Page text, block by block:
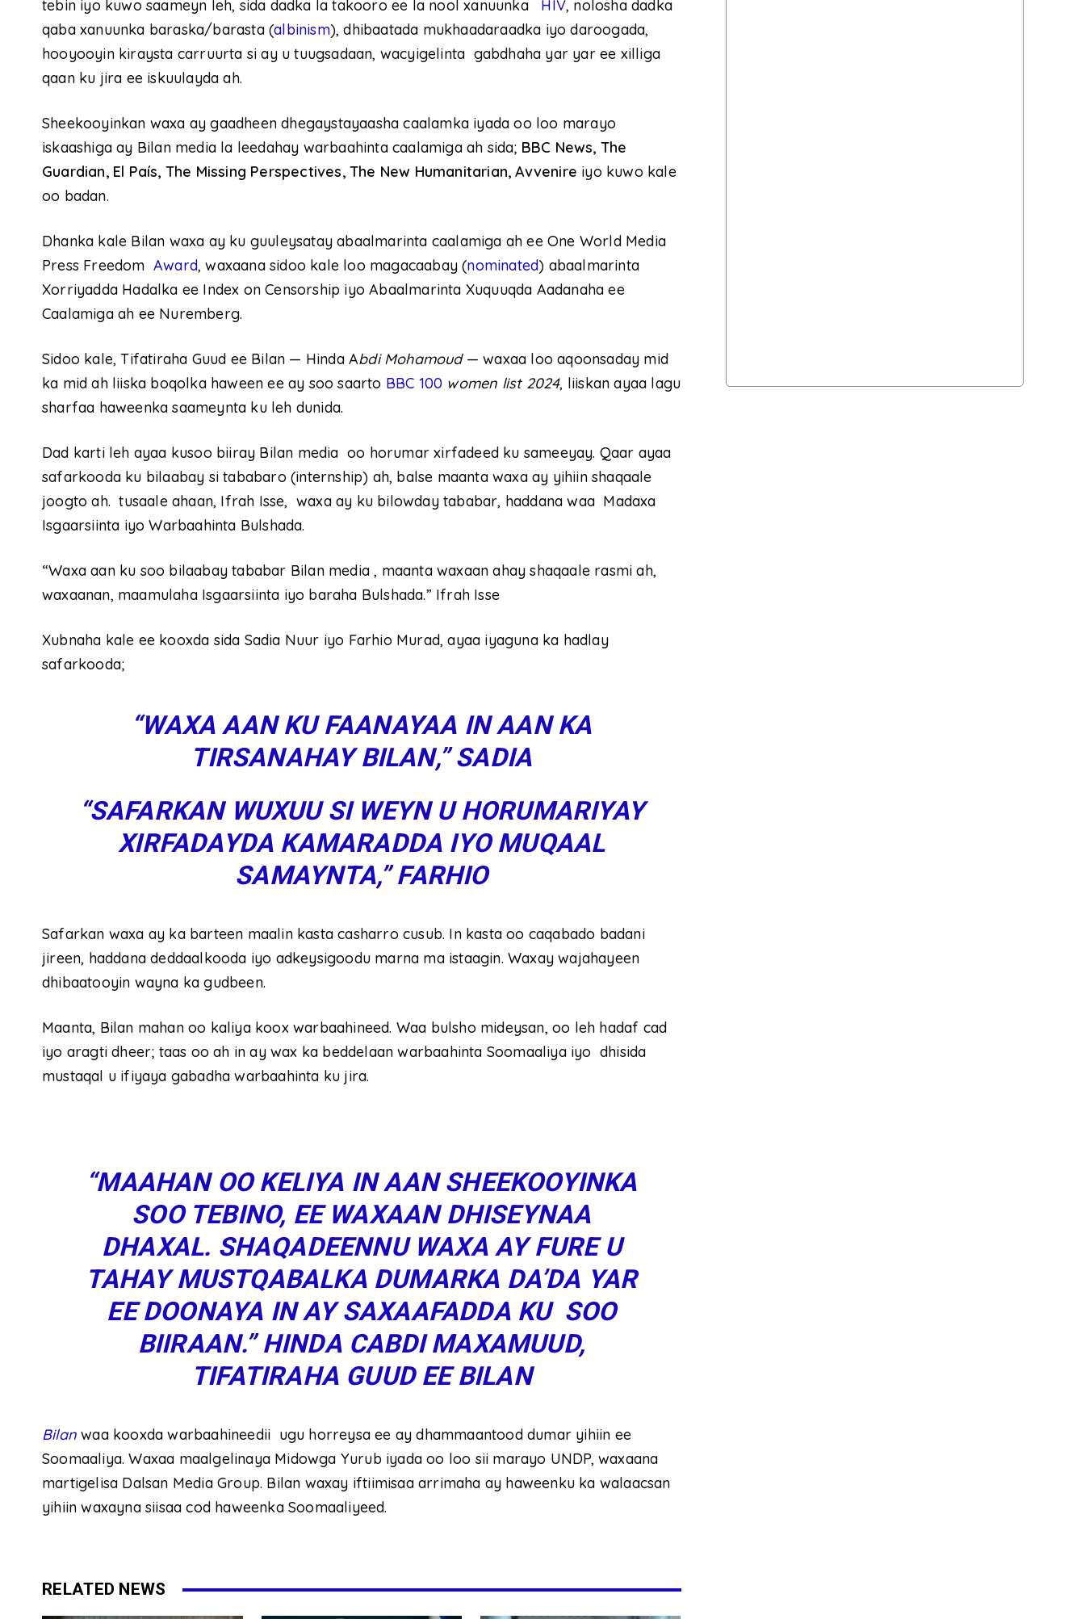
tebin iyo kuwo saameyn leh, sida dadka la takooro ee la nool xanuunka
HIV, nolosha dadka
qaba xanuunka baraska/barasta (albinism), dhibaatada mukhaadaraadka iyo daroogada,
hooyooyin kiraysta carruurta si ay u tuugsadaan, wacyigelinta gabdhaha yar yar ee xilliga
qaan ku jira ee iskuulayda ah.
Sheekooyinkan waxa ay gaadheen dhegaystayaasha caalamka iyada oo loo marayo
iskaashiga ay Bilan media la leedahay warbaahinta caalamiga ah sida; BBC News, The
Guardian, El País, The Missing Perspectives, The New Humanitarian, Avvenire iyo kuwo kale
oo badan.
Dhanka kale Bilan waxa ay ku guuleysatay abaalmarinta caalamiga ah ee One World Media
Press Freedom Award, waxaana sidoo kale loo magacaabay (nominated) abaalmarinta
Xorriyadda Hadalka ee Index on Censorship iyo Abaalmarinta Xuquuqda Aadanaha ee
Caalamiga ah ee Nuremberg.
Sidoo kale, Tifatiraha Guud ee Bilan — Hinda Abdi Mohamoud— waxaa loo aqoonsaday mid
ka mid ah liiska boqolka haween ee ay soo saarto BBC 100 women list 2024, liiskan ayaa lagu
sharfaa haweenka saameynta ku leh dunida.
Dad karti leh ayaa kusoo biiray Bilan media oo horumar xirfadeed ku sameeyay. Qaar ayaa
safarkooda ku bilaabay si tababaro (internship) ah, balse maanta waxa ay yihiin shaqaale
joogto ah. tusaale ahaan, Ifrah Isse, waxa ay ku bilowday tababar, haddana waa Madaxa
Isgaarsiinta iyo Warbaahinta Bulshada.
“Waxa aan ku soo bilaabay tababar Bilan media , maanta waxaan ahay shaqaale rasmi ah,
waxaanan, maamulaha Isgaarsiinta iyo baraha Bulshada.” Ifrah Isse
Xubnaha kale ee kooxda sida Sadia Nuur iyo Farhio Murad, ayaa iyaguna ka hadlay
safarkooda;
“WAXA AAN KU FAANAYAA IN AAN KA
TIRSANAHAY BILAN,”SADIA
“SAFARKAN WUXUU SI WEYN U HORUMARIYAY
XIRFADAYDA KAMARADDA IYO MUQAAL
SAMAYNTA,”FARHIO
Safarkan waxa ay ka barteen maalin kasta casharro cusub. In kasta oo caqabado badani
jireen, haddana deddaalkooda iyo adkeysigoodu marna ma istaagin. Waxay wajahayeen
dhibaatooyin wayna ka gudbeen.
Maanta, Bilan mahan oo kaliya koox warbaahineed. Waa bulsho mideysan, oo leh hadaf cad
iyo aragti dheer; taas oo ah in ay wax ka beddelaan warbaahinta Soomaaliya iyo dhisida
mustaqal u ifiyaya gabadha warbaahinta ku jira.
“MAAHAN OO KELIYA IN AAN SHEEKOOYINKA
SOO TEBINO, EE WAXAAN DHISEYNAA
DHAXAL. SHAQADEENNU WAXA AY FURE U
TAHAY MUSTQABALKA DUMARKA DA’DA YAR
EE DOONAYA IN AY SAXAAFADDA KU SOO
BIIRAAN.”HINDA CABDI MAXAMUUD,
TIFATIRAHA GUUD EE BILAN
Bilan waa kooxda warbaahineedii ugu horreysa ee ay dhammaantood dumar yihiin ee
Soomaaliya. Waxaa maalgelinaya Midowga Yurub iyada oo loo sii marayo UNDP, waxaana
martigelisa Dalsan Media Group. Bilan waxay iftiimisaa arrimaha ay haweenku ka walaacsan
yihiin waxayna siisaa cod haweenka Soomaaliyeed.
RELATED NEWS